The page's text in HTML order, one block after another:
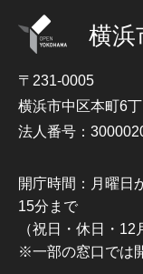
横浜
〒231-0005
横浜市中区本町6
法人番号：
開庁時間：月曜日
15分まで
（祝日・休日・12
※一部の窓口では